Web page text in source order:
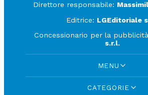
Direttore responsabile:
Editrice: LGEditoriale
Concessionario per la
s.r.l.
MENU
CATEGORIE